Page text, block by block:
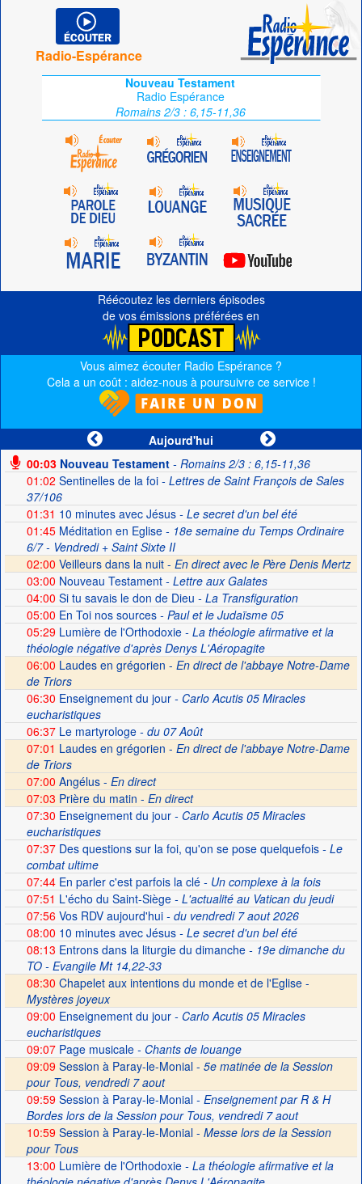
Radio-Espérance
Nouveau Testament
Radio Espérance
Romains 2/3 : 6,15-11,36
Réécoutez les derniers épisodes
de vos émissions préférées en
Vous aimez écouter Radio Espérance ?
Cela a un coût : aidez-nous à poursuivre ce service !
Aujourd'hui
00:03Nouveau Testament- Romains 2/3 : 6,15-11,36
01:02 Sentinelles de la foi- Lettres de Saint François de Sales
37/106
01:31 10 minutes avec Jésus- Le secret d'un bel été
01:45Méditation en Eglise- 18e semaine du Temps Ordinaire
6/7 - Vendredi + Saint Sixte II
02:00 Veilleurs dans la nuit - En direct avec le Père Denis Mertz
03:00 Nouveau Testament- Lettre aux Galates
04:00 Si tu savais le don de Dieu - La Transfiguration
05:00 En Toi nos sources- Paul et le Judaïsme 05
05:29Lumière de l'Orthodoxie- La théologie afirmative et la
théologie négative d'après Denys L'Aéropagite
06:00 Laudes en grégorien - En direct de l'abbaye Notre-Dame
de Triors
06:30 Enseignement du jour- Carlo Acutis 05 Miracles
eucharistiques
06:37Le martyrologe- du 07 Août
07:01 Laudes en grégorien - En direct de l'abbaye Notre-Dame
de Triors
07:00 Angélus - En direct
07:03 Prière du matin - En direct
07:30 Enseignement du jour- Carlo Acutis 05 Miracles
eucharistiques
07:37Des questions sur la foi, qu'on se pose quelquefois- Le
combat ultime
07:44En parler c'est parfois la clé- Un complexe à la fois
07:51 L'écho du Saint-Siège- L'actualité au Vatican du jeudi
07:56Vos RDV aujourd'hui- du vendredi 7 aout 2026
08:00 10 minutes avec Jésus- Le secret d'un bel été
08:13 Entrons dans la liturgie du dimanche- 19e dimanche du
TO - Evangile Mt 14,22-33
08:30 Chapelet aux intentions du monde et de l'Eglise -
Mystères joyeux
09:00 Enseignement du jour- Carlo Acutis 05 Miracles
eucharistiques
09:07Page musicale- Chants de louange
09:09 Session à Paray-le-Monial - 5e matinée de la Session
pour Tous, vendredi 7 aout
09:59Session à Paray-le-Monial- Enseignement par R & H
Bordes lors de la Session pour Tous, vendredi 7 aout
10:59 Session à Paray-le-Monial - Messe lors de la Session
pour Tous
13:00 Lumière de l'Orthodoxie- La théologie afirmative et la